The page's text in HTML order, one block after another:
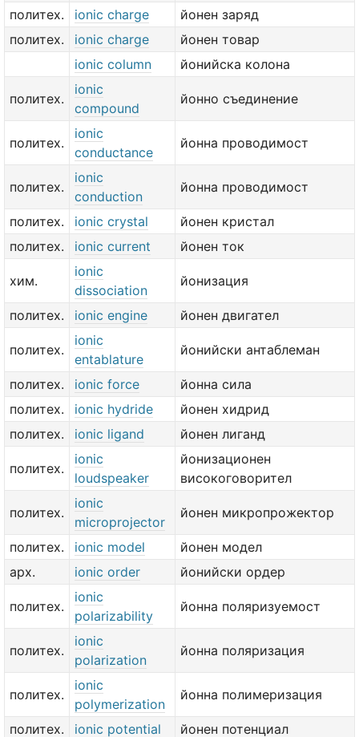
политех. ionic charge
йонен заряд
политех.
ionic charge
йонен товар
ionic column
йонийска колона
политех.
ionic
compound
йонно съединение
политех.
ionic
conductance
йонна проводимост
политех.
ionic
conduction
йонна проводимост
политех. ionic crystal
йонен кристал
политех.
ionic current йонен ток
хим.
ionic
dissociation
йонизация
политех. ionic engine йонен двигател
политех.
ionic
entablature
йонийски антаблеман
политех. ionic force
йонна сила
политех.
ionic hydride
йонен хидрид
политех.
ionic ligand йонен лиганд
политех.
ionic
loudspeaker
йонизационен
високоговорител
политех.
ionic
microprojector
йонен микропрожектор
политех. ionic model
йонен модел
арх.
ionic order йонийски ордер
политех.
ionic
polarizability
йонна поляризуемост
политех.
ionic
polarization
йонна поляризация
политех.
ionic
polymerization
йонна полимеризация
политех. ionic potential
йонен потенциал